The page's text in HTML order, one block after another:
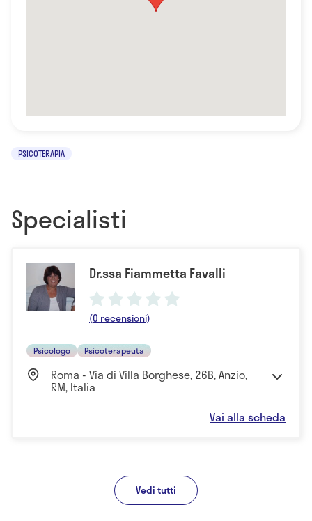
PSICOTERAPIA
Specialisti
Dr.ssa Fiammetta Favalli
(0 recensioni)
Psicologo Psicoterapeuta
Roma - Via di Villa Borghese, 26B, Anzio,
RM, Italia
Vai alla scheda
Vedi tutti